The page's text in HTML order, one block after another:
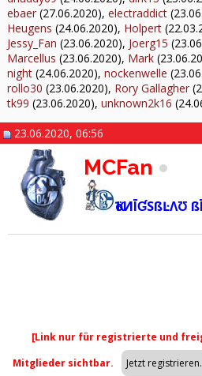
ebaer (27.06.2020), electraddict
Heugens (24.06.2020), Holpert
Jessy_Fan (23.06.2020), Joerg15
Marcellus (23.06.2020), Mark
night (24.06.2020), nockenwelle
rollo30 (23.06.2020), Rory Gallagher
tk99 (23.06.2020), unknown2k16
23.06.2020, 06:56
MCFan
ҠöИĪƓSßĿΛƱ
[Link nur für registrierte und
Mitglieder sichtbar.